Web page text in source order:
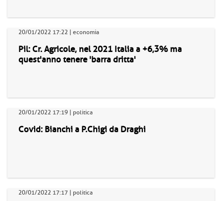
20/01/2022 17:22 | economia
Pil: Cr. Agricole, nel 2021 Italia a +6,3% ma
quest'anno tenere 'barra dritta'
20/01/2022 17:19 | politica
Covid: Bianchi a P.Chigi da Draghi
20/01/2022 17:17 | politica